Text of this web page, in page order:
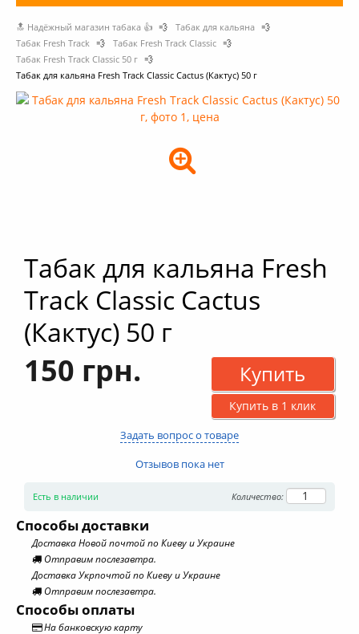
Обзоры табака Fresh Track
Табак для кальяна
Уголь для кальяна
Кальяны
Комплектующие для кальяна
🔝 Надёжный магазин табака 👍 💨 Табак для кальяна 💨
Табак Fresh Track 💨 Табак Fresh Track Classic 💨
Табак Fresh Track Classic 50 г 💨
Табак для кальяна Fresh Track Classic Cactus (Кактус) 50 г
Табак для кальяна Fresh
Track Classic Cactus
(Кактус) 50 г
150 грн. Купить
Купить в 1 клик
Задать вопрос о товаре
Отзывов пока нет
Есть в наличии Количество:
Способы доставки
Доставка Новой почтой по Киеву и Украине
Отправим послезавтра.
Доставка Укрпочтой по Киеву и Украине
Отправим послезавтра.
Способы оплаты
На банковскую карту